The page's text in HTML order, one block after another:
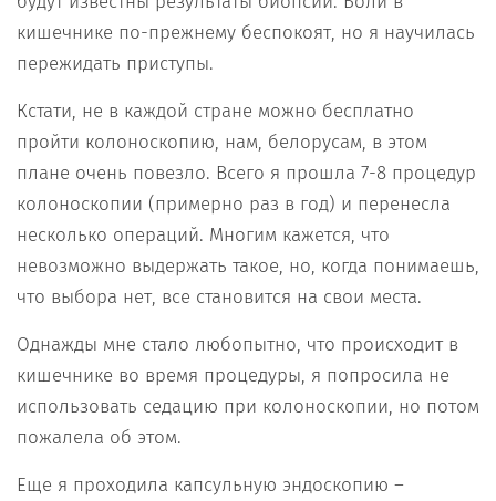
кишечнике по-прежнему беспокоят, но я научилась
пережидать приступы.
Кстати, не в каждой стране можно бесплатно
пройти колоноскопию, нам, белорусам, в этом
плане очень повезло. Всего я прошла 7-8 процедур
колоноскопии (примерно раз в год) и перенесла
несколько операций. Многим кажется, что
невозможно выдержать такое, но, когда понимаешь,
что выбора нет, все становится на свои места.
Однажды мне стало любопытно, что происходит в
кишечнике во время процедуры, я попросила не
использовать седацию при колоноскопии, но потом
пожалела об этом.
Еще я проходила капсульную эндоскопию –